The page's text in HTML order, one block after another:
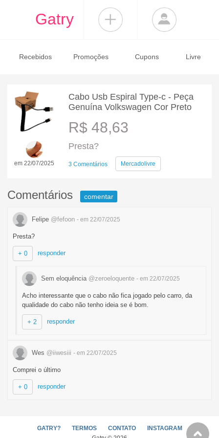
Gatry
Recebidos Promoções Cupons Livre
em 22/07/2025
Cabo Usb Espiral Type-c - Peça
Genuína Volkswagen Cor Preto
R$ 48,63
Presta?
3 Comentários Mercadolivre
Comentários comentar
Felipe @fefoon - em 22/07/2025
Presta?
+ 0 responder
Sem eloquência @zeroeloquente - em 22/07/2025
Acho interessante que o cabo não fica jogado pelo carro, da
qualidade do cabo não tenho ideia se é bom.
+ 2 responder
Wes @iiwesiii - em 22/07/2025
Comprei o último
+ 0 responder
GATRY? TERMOS CONTATO
INSTAGRAM